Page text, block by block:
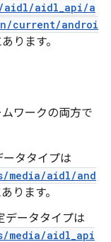
aidl/aidl_api/a
current/androi
ります。
ワークの両方で
タタイプは
media/aidl/and
ります。
データタイプは
media/aidl_api